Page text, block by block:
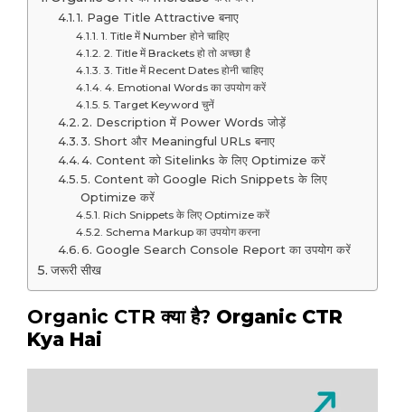
1. Page Title Attractive बनाए
1. Title में Number होने चाहिए
2. Title में Brackets हो तो अच्छा है
3. Title में Recent Dates होनी चाहिए
4. Emotional Words का उपयोग करें
5. Target Keyword चुनें
2. Description में Power Words जोड़ें
3. Short और Meaningful URLs बनाए
4. Content को Sitelinks के लिए Optimize करें
5. Content को Google Rich Snippets के लिए
Optimize करें
Rich Snippets के लिए Optimize करें
Schema Markup का उपयोग करना
6. Google Search Console Report का उपयोग करें
जरूरी सीख
Organic CTR क्या है? Organic CTR
Kya Hai